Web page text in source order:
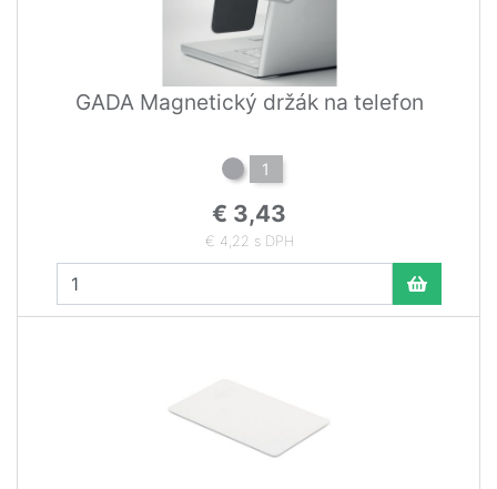
GADA Magnetický držák na telefon
1
€ 3,43
€ 4,22 s DPH